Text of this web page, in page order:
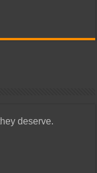
deserve.